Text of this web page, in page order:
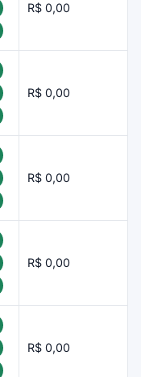
R$ 0,00
R$ 0,00
R$ 0,00
R$ 0,00
R$ 0,00